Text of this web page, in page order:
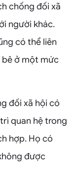
chống đối xã
người khác.
có thể liên
bê ở một mức
đối xã hội có
quan hệ trong
hợp. Họ có
được